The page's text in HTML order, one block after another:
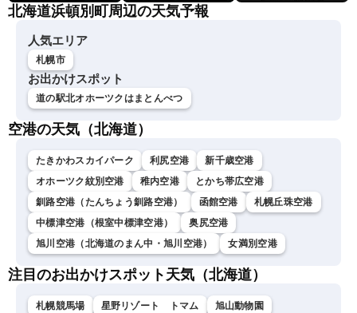
北海道浜頓別町周辺の天気予報
人気エリア
札幌市
お出かけスポット
道の駅北オホーツクはまとんべつ
空港の天気（北海道）
たきかわスカイパーク 利尻空港
新千歳空港
オホーツク紋別空港
稚内空港
とかち帯広空港
釧路空港（たんちょう釧路空港）
函館空港
札幌丘珠空港
中標津空港（根室中標津空港）
奥尻空港
旭川空港（北海道のまん中・旭川空港）
女満別空港
注目のお出かけスポット天気（北海道）
札幌競馬場 星野リゾート トマム
旭山動物園